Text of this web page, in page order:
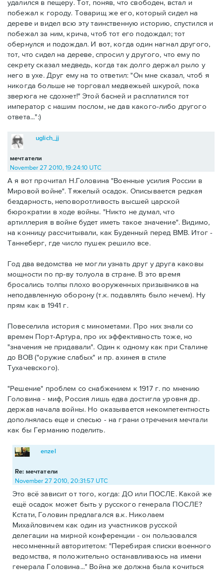
удалился в пещеру. Тот, поняв, что свободен, встал и
побежал к городу. Товарищ же его, который сидел на
дереве и видел всю эту таинственную историю, спустился и
побежал за ним, крича, чтоб тот его подождал; тот
обернулся и подождал. И вот, когда один нагнал другого,
тот, что сидел на дереве, спросил у другого, что ему по
секрету сказал медведь, когда так долго держал рыло у
него в ухе. Друг ему на то ответил: "Он мне сказал, чтоб я
никогда больше не торговал медвежьей шкурой, пока
зверюга не сдохнет!" Этой басней и расплатился тот
император с нашим послом, не дав какого-либо другого
ответа...":)
мечтатели
uglich_jj
November 27 2010, 19:24:10 UTC
А я вот прочитал Н.Головина "Военные усилия России в
Мировой войне". Тяжелый осадок. Описывается редкая
бездарность, неповоротливость высшей царской
бюрократии в ходе войны. "Никто не думал, что
артиллерия в войне будет иметь такое значение". Видимо,
на конницу рассчитывали, как Буденный перед ВМВ. Итог -
Таннеберг, где число пушек решило все.
Год два ведомства не могли узнать друг у друга каковы
мощности по пр-ву толуола в стране. В это время
бросались толпы плохо вооруженных призывников на
неподавленную оборону (т.к. подавлять было нечем). Ну
прям как в 1941 г.
Повеселила история с минометами. Про них знали со
времен Порт-Артура, про их эффективность тоже, но
"значения не придавали". Один к одному как при Сталине
до ВОВ ("оружие слабых" и пр. ахинея в стиле
Тухачевского).
"Решение" проблем со снабжением к 1917 г. по мнению
Головина - миф, Россия лишь едва достигла уровня др.
держав начала войны. Но оказывается некомпетентность
дополнялась еще и спесью - на грани отречения мечтали
как бы Германию поделить.
Re: мечтатели
enzel
November 27 2010, 20:31:57 UTC
Это всё зависит от того, когда: ДО или ПОСЛЕ. Какой же
ещё осадок может быть у русского генерала ПОСЛЕ?
Кстати, Головин предлагался в.к. Николаем
Михайловичем как один из участников русской
делегации на мирной конференции - он пользовался
несомненный авторитетом: "Перебирая списки военного
ведомства, я положительно останавливаюсь на имени
генерала Головина..." Война же должна была кочиться